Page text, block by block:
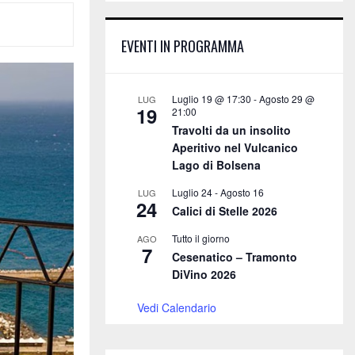
o
C
EVENTI IN PROGRAMMA
LUG
19
Luglio 19 @ 17:30 -Agosto 29 @
21:00
Travolti da un insolito
Aperitivo nel Vulcanico
Lago di Bolsena
LUG
24
Luglio 24-Agosto 16
Calici di Stelle 2026
AGO
7
Tutto il giorno
Cesenatico – Tramonto
DiVino 2026
Vedi Calendario